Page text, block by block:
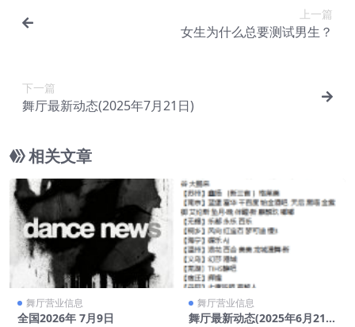
上一篇
女生为什么总要测试男生？
下一篇
舞厅最新动态(2025年7月21日)
相关文章
舞厅营业信息
全国2026年 7月9日
舞厅营业信息
舞厅最新动态(2025年6月21